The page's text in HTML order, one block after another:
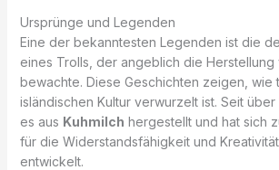
Ursprünge und Legenden
Eine der bekanntesten Legenden ist die
eines Trolls, der angeblich die Herstellung
bewachte. Diese Geschichten zeigen, wie
isländischen Kultur verwurzelt ist. Seit
es aus Kuhmilch hergestellt und hat sich
für die Widerstandsfähigkeit und
entwickelt.